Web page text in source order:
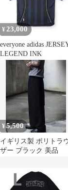
¥ 23,000
everyone adidas
LEGEND INK
¥5,500
イギリス製 ポリトラ
ザー ブラック 美品